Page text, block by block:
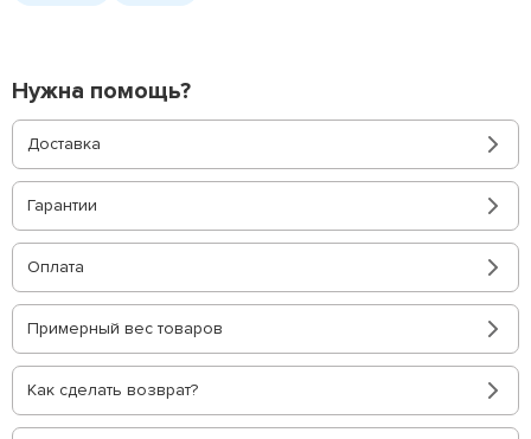
Нужна помощь?
Доставка
Гарантии
Оплата
Примерный вес товаров
Как сделать возврат?